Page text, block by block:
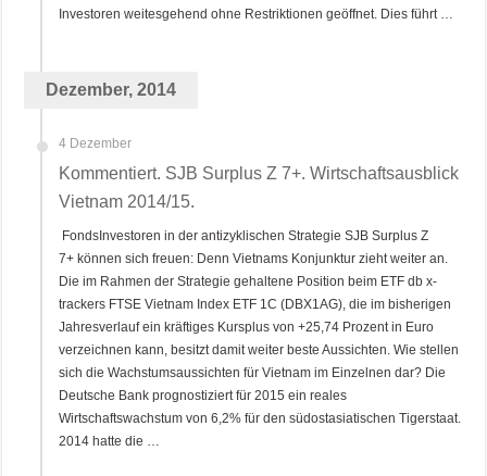
Investoren weitesgehend ohne Restriktionen geöffnet. Dies führt …
Dezember, 2014
4 Dezember
Kommentiert. SJB Surplus Z 7+. Wirtschaftsausblick
Vietnam 2014/15.
FondsInvestoren in der antizyklischen Strategie SJB Surplus Z
7+ können sich freuen: Denn Vietnams Konjunktur zieht weiter an.
Die im Rahmen der Strategie gehaltene Position beim ETF db x-
trackers FTSE Vietnam Index ETF 1C (DBX1AG), die im bisherigen
Jahresverlauf ein kräftiges Kursplus von +25,74 Prozent in Euro
verzeichnen kann, besitzt damit weiter beste Aussichten. Wie stellen
sich die Wachstumsaussichten für Vietnam im Einzelnen dar? Die
Deutsche Bank prognostiziert für 2015 ein reales
Wirtschaftswachstum von 6,2% für den südostasiatischen Tigerstaat.
2014 hatte die …